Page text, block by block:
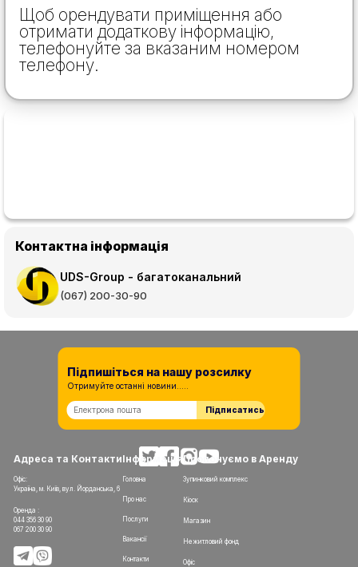
Щоб орендувати приміщення або
отримати додаткову інформацію,
телефонуйте за вказаним номером
телефону.
Контактна інформація
UDS-Group - багатоканальний
(067) 200-30-90
Адреса та Контакти
Офіс:
Україна, м. Київ, вул. Йорданська, 6
Оренда :
044 356 30 90
067 200 30 90
Пропонуємо в Аренду
Зупинковий комплекс
Кіоск
Магазин
Нежитловий фонд
Офіс
Інформація
Головна
Про нас
Послуги
Вакансії
Контакти
Підпишіться на нашу розсилку
Отримуйте останні новини.....
Підписатись